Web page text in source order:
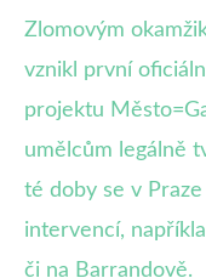
Zlomovým
vznikl první
projektu
umělcům legálně
té doby se v
intervencí,
či na Barrandově.